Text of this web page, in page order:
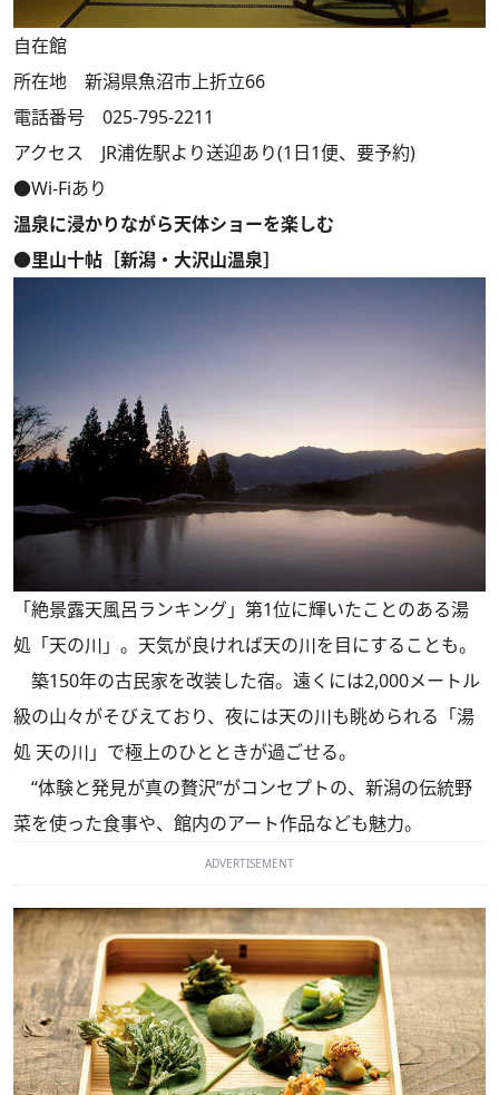
自在館
所在地 新潟県魚沼市上折立66
電話番号 025-795-2211
アクセス JR浦佐駅より送迎あり(1日1便、要予約)
●Wi-Fiあり
温泉に浸かりながら天体ショーを楽しむ
●里山十帖［新潟・大沢山温泉］
「絶景露天風呂ランキング」第1位に輝いたことのある湯
処「天の川」。天気が良ければ天の川を目にすることも。
築150年の古民家を改装した宿。遠くには2,000メートル
級の山々がそびえており、夜には天の川も眺められる「湯
処 天の川」で極上のひとときが過ごせる。
“体験と発見が真の贅沢”がコンセプトの、新潟の伝統野
菜を使った食事や、館内のアート作品なども魅力。
ADVERTISEMENT